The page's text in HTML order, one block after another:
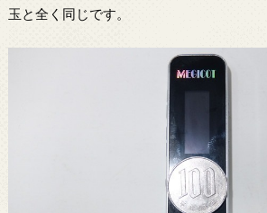
玉と全く同じです。